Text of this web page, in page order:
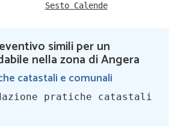
Sesto Calende
simili per un
nella zona di Angera
catastali e comunali
pratiche catastali